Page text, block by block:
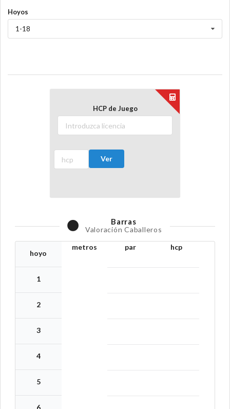
Hoyos
1-18
HCP de Juego
Ver
Barras
Valoración Caballeros
hoyo
1
2
3
4
5
6
metros par hcp